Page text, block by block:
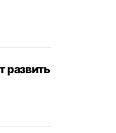
развить